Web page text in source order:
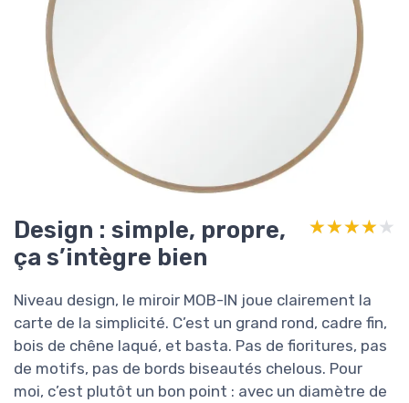
Design : simple, propre,
ça s’intègre bien
★★★★★
★★★★★
Niveau design, le miroir MOB-IN joue clairement la
carte de la simplicité. C’est un grand rond, cadre fin,
bois de chêne laqué, et basta. Pas de fioritures, pas
de motifs, pas de bords biseautés chelous. Pour
moi, c’est plutôt un bon point : avec un diamètre de